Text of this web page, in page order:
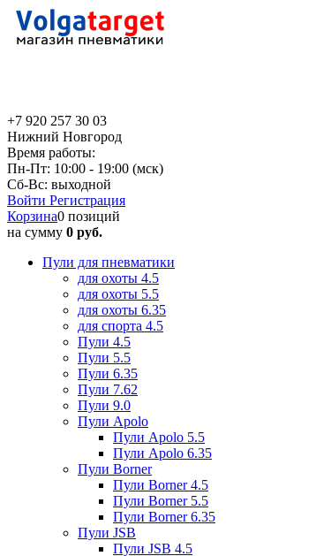
+7 920 257 30 03
Нижний Новгород
Время работы:
Пн-Пт: 10:00 - 19:00 (мск)
Сб-Вс: выходной
Войти Регистрация
Корзина0 позиций
на сумму 0 руб.
Пули для пневматики
для охоты 4.5
для охоты 5.5
для охоты 6.35
для спорта 4.5
Пули 4.5
Пули 5.5
Пули 6.35
Пули 7.62
Пули 9.0
Пули Apolo
Пули Apolo 5.5
Пули Apolo 6.35
Пули Borner
Пули Borner 4.5
Пули Borner 5.5
Пули Borner 6.35
Пули JSB
Пули JSB 4.5